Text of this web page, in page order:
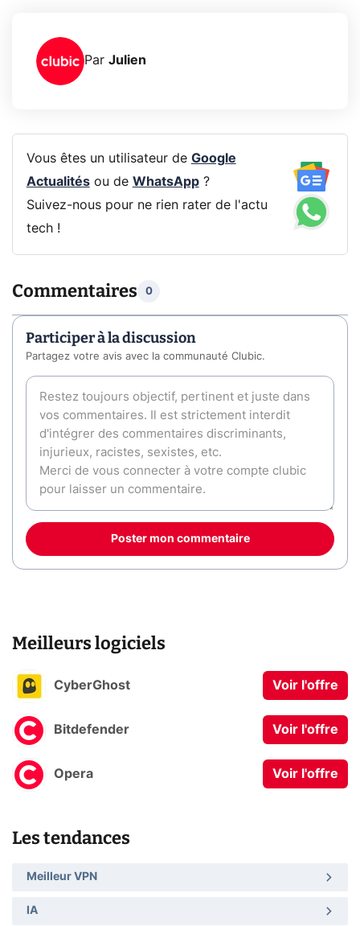
Par Julien
Vous êtes un utilisateur de Google
Actualitésou de WhatsApp?
Suivez-nous pour ne rien rater de l'actu
tech !
Commentaires 0
Participer à la discussion
Partagez votre avis avec la communauté Clubic.
Poster mon commentaire
Meilleurs logiciels
CyberGhost Voir l'offre
Bitdefender Voir l'offre
Opera Voir l'offre
Les tendances
Meilleur VPN
IA